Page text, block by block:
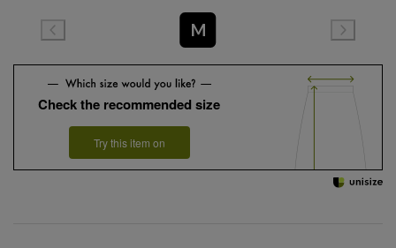
M
Check the recommended size
Try this item on